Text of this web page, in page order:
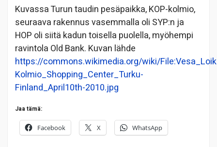
Kuvassa Turun taudin pesäpaikka, KOP-kolmio,
seuraava rakennus vasemmalla oli SYP:n ja
HOP oli siitä kadun toisella puolella, myöhempi
ravintola Old Bank. Kuvan lähde
https://commons.wikimedia.org/wiki/
Kolmio_Shopping_Center_Turku-
Finland_April10th-2010.jpg
Jaa tämä:
Facebook X WhatsApp